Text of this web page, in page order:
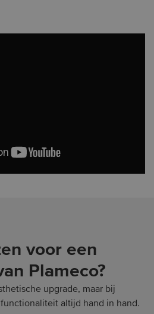
voor een
Plameco?
upgrade, maar bij
altijd hand in hand.